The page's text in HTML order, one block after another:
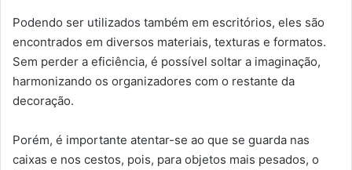
Podendo ser utilizados também em escritórios, eles são
encontrados em diversos materiais, texturas e formatos.
Sem perder a eficiência, é possível soltar a imaginação,
harmonizando os organizadores com o restante da
decoração.
Porém, é importante atentar-se ao que se guarda nas
caixas e nos cestos, pois, para objetos mais pesados, o